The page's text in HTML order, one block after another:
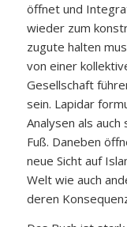
öffnet und
wieder zum
zugute halten
von einer
Gesellschaft
sein. Lapidar
Analysen als
Fuß. Daneben
neue Sicht auf
Welt wie auch
deren